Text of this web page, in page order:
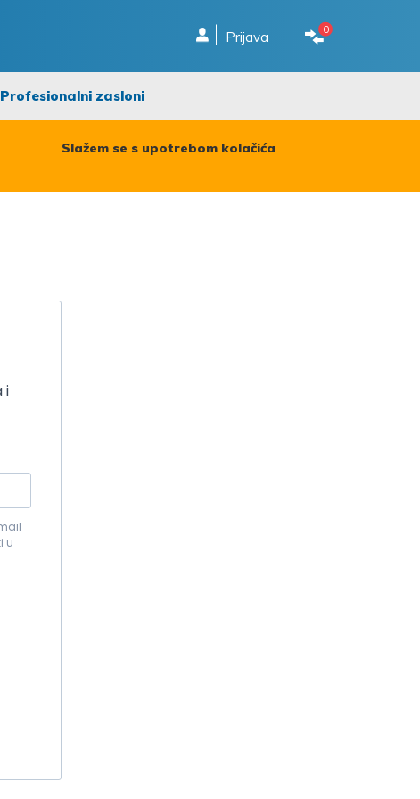
Prijava 0
Profesionalni zasloni
Slažem se s upotrebom kolačića